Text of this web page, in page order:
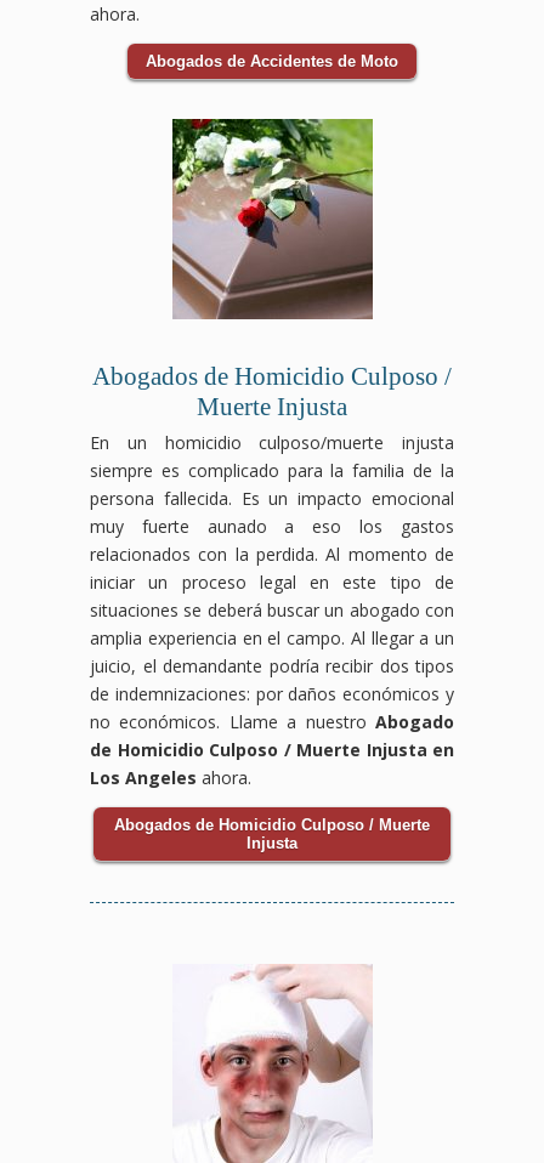
ahora.
Abogados de Accidentes de Moto
Abogados de Homicidio Culposo /
Muerte Injusta
En un homicidio culposo/muerte injusta
siempre es complicado para la familia de la
persona fallecida. Es un impacto emocional
muy fuerte aunado a eso los gastos
relacionados con la perdida. Al momento de
iniciar un proceso legal en este tipo de
situaciones se deberá buscar un abogado con
amplia experiencia en el campo. Al llegar a un
juicio, el demandante podría recibir dos tipos
de indemnizaciones: por daños económicos y
no económicos. Llame a nuestro Abogado
de Homicidio Culposo / Muerte Injusta en
Los Angeles ahora.
Abogados de Homicidio Culposo / Muerte
Injusta